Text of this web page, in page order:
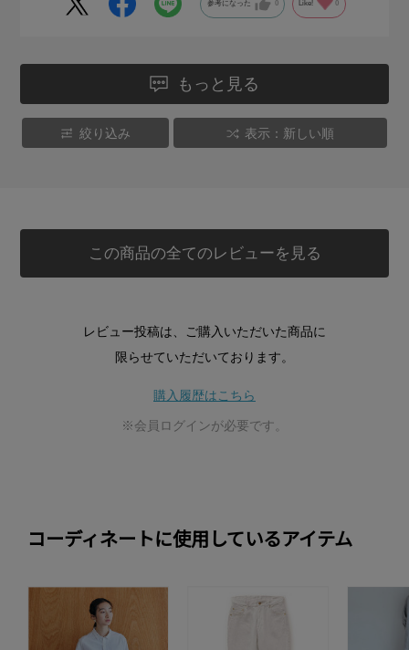
参考になった 0 Like! 0
もっと見る
絞り込み 表示：新しい順
この商品の全てのレビューを見る
レビュー投稿は、ご購入いただいた商品に
限らせていただいております。
購入履歴はこちら
※会員ログインが必要です。
コーディネートに使用しているアイテム